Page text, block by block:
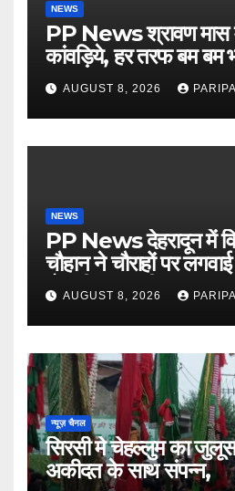
NEWS
PP News श्रावण मास
कांवड़िये, हर तरफ बम
see more..
AUGUST 8, 2026
NEWS
PP News देहरादून में
चौहान ने चौराहों पर
हो गयी वाह-वाही…
AUGUST 8, 2026
न्यूज़ चैनल
सिरसी मे चेहल्लुम का जुलूस
अकीदत के साथ संपन्न,